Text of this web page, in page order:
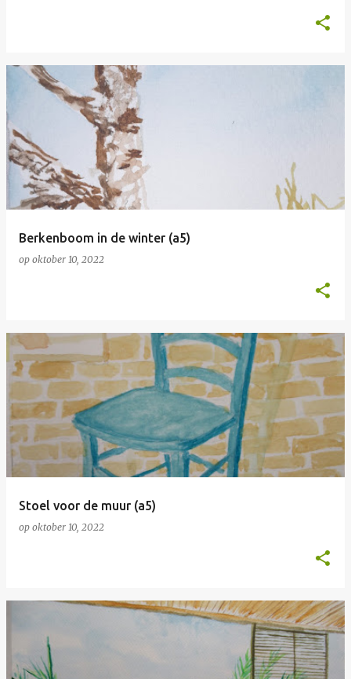
Berkenboom in de winter (a5)
op oktober 10, 2022
Stoel voor de muur (a5)
op oktober 10, 2022